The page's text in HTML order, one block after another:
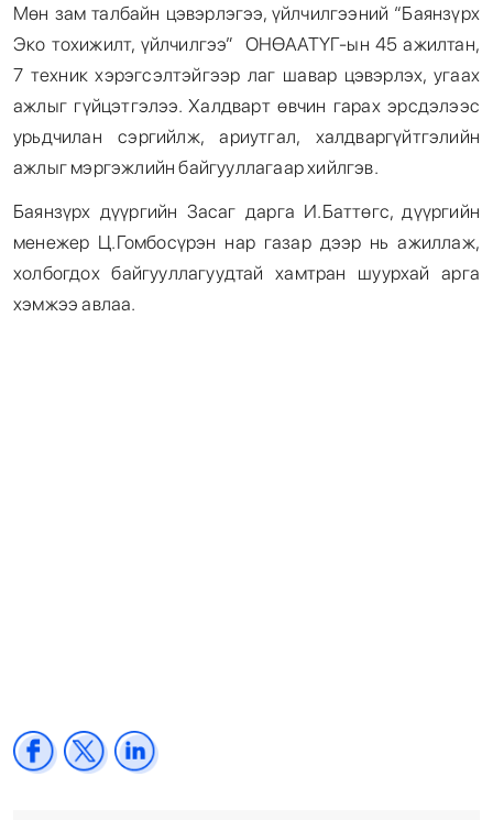
Мөн зам талбайн цэвэрлэгээ, үйлчилгээний “Баянзүрх
Эко тохижилт, үйлчилгээ” ОНӨААТҮГ-ын 45 ажилтан,
7 техник хэрэгсэлтэйгээр лаг шавар цэвэрлэх, угаах
ажлыг гүйцэтгэлээ. Халдварт өвчин гарах эрсдэлээс
урьдчилан сэргийлж, ариутгал, халдваргүйтгэлийн
ажлыг мэргэжлийн байгууллагаар хийлгэв.
Баянзүрх дүүргийн Засаг дарга И.Баттөгс, дүүргийн
менежер Ц.Гомбосүрэн нар газар дээр нь ажиллаж,
холбогдох байгууллагуудтай хамтран шуурхай арга
хэмжээ авлаа.